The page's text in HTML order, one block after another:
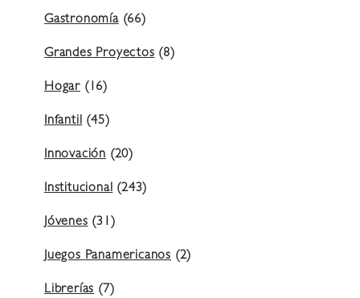
Gastronomía(66)
Grandes Proyectos (8)
Hogar (16)
Infantil (45)
Innovación (20)
Institucional (243)
Jóvenes (31)
Juegos Panamericanos (2)
Librerías (7)